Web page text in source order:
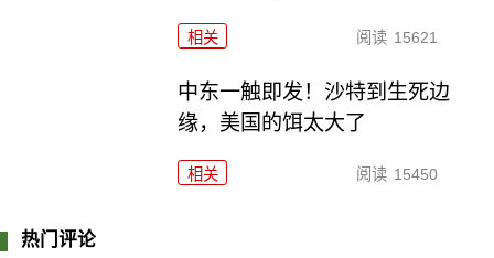
相关 阅读 15621
中东一触即发！沙特到生死边
缘，美国的饵太大了
相关 阅读 15450
热门评论